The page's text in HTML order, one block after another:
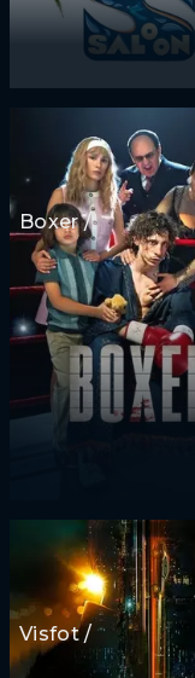
Boxer /
Visfot /